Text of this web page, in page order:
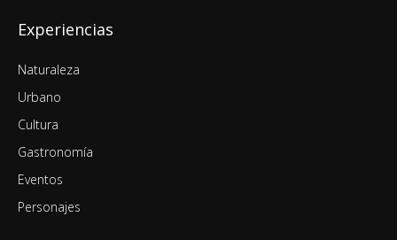
Experiencias
Naturaleza
Urbano
Cultura
Gastronomía
Eventos
Personajes